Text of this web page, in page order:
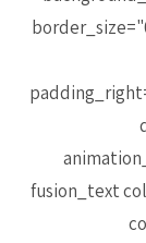
animation_offset=""